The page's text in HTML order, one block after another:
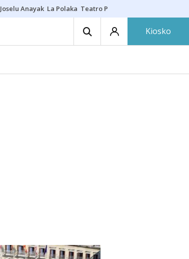
Joselu Anayak La Polaka Teatro Principal
Kiosko